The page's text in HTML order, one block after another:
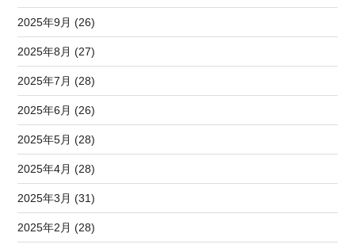
2025年9月 (26)
2025年8月 (27)
2025年7月 (28)
2025年6月 (26)
2025年5月 (28)
2025年4月 (28)
2025年3月 (31)
2025年2月 (28)